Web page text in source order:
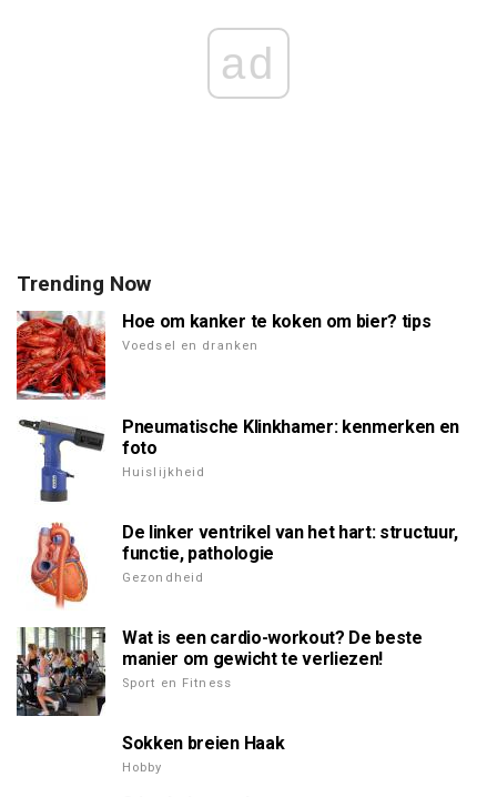
ad
Trending Now
Hoe om kanker te koken om bier? tips
Voedsel en dranken
Pneumatische Klinkhamer: kenmerken en
foto
Huislijkheid
De linker ventrikel van het hart: structuur,
functie, pathologie
Gezondheid
Wat is een cardio-workout? De beste
manier om gewicht te verliezen!
Sport en Fitness
Sokken breien Haak
Hobby